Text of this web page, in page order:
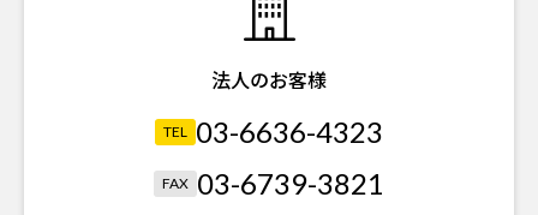
法人のお客様
TEL 03-6636-4323
FAX 03-6739-3821